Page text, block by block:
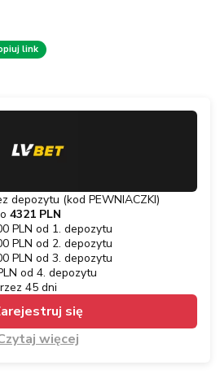
link
depozytu (kod PEWNIACZKI)
4321 PLN
PLN od 1. depozytu
PLN od 2. depozytu
PLN od 3. depozytu
od 4. depozytu
45 dni
się
więcej